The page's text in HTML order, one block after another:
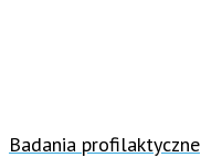
Badania profilaktyczne